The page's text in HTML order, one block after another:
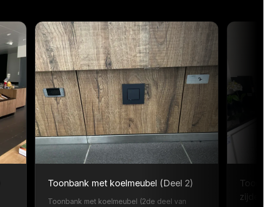
Toonbank met koelmeubel (Deel 2)
Toonbank met koelmeubel (2de deel van
zijde